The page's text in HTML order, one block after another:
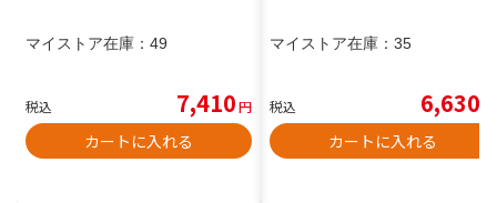
マイストア在庫： 49
税込 7,410円
カートに入れる
マイストア在庫： 35
税込 6,630
カートに入れる